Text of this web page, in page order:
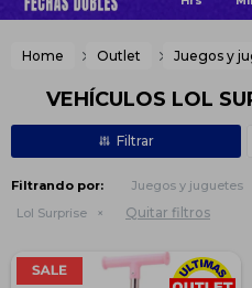
Home Outlet Juegos y
VEHÍCULOS LOL
Filtrando por: Juegos y juguetes
Lol Surprise
Quitar filtros